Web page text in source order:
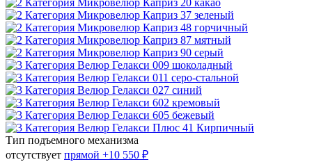
Тип подъемного механизма
отсутствует прямой +10 550 ₽